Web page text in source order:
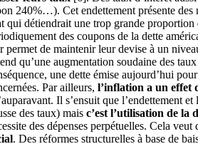
240%…). Cet endettement présente des
qui détiendrait une trop grande proportion
des coupons de la dette
permet de maintenir leur devise à un
qu’une augmentation soudaine des
une dette émise aujourd’hui
Par ailleurs,l’inflation a un effet
Il s’ensuit que l’endettement
des taux) maisc’est l’utilisation de la
des dépenses perpétuelles. Cela
. Des réformes structurelles à base de